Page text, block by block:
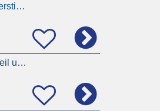
Pflegefachhelfer (m/w/d) - 30 Std./Wo - „Lutherstift“ in Oberkotzau
Pflegehelferinnen (m/w/d) gesucht - Werde Teil unserer Familie in Glashütten | in TZ oder VZ